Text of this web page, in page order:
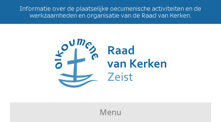
Informatie over de plaatselijke oecumenische activiteiten en de
werkzaamheden en organisatie van de Raad van Kerken.
Menu